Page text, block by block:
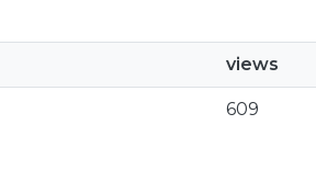
views
609